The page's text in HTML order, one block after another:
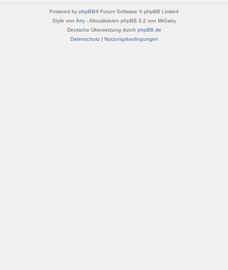
Powered by phpBB® Forum Software © phpBB Limited
Style von Arty- Aktualisieren phpBB 3.2 von MrGaby
Deutsche Übersetzung durch phpBB.de
Datenschutz| Nutzungsbedingungen